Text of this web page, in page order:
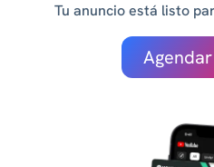
Tu anuncio está listo